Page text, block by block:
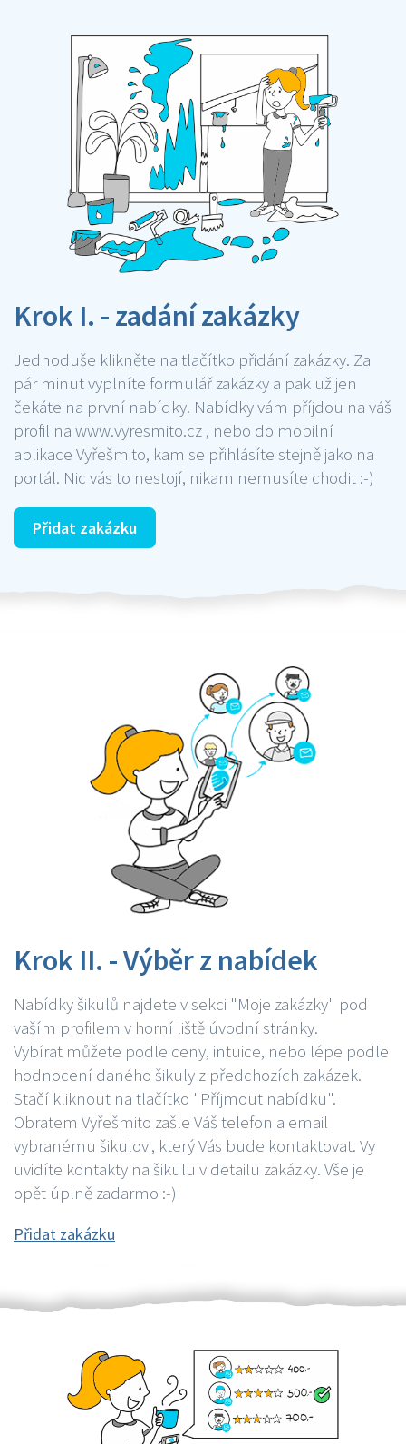
Krok I. - zadání zakázky
Jednoduše klikněte na tlačítko přidání zakázky. Za
pár minut vyplníte formulář zakázky a pak už jen
čekáte na první nabídky. Nabídky vám příjdou na váš
profil na www.vyresmito.cz , nebo do mobilní
aplikace Vyřešmito, kam se přihlásíte stejně jako na
portál. Nic vás to nestojí, nikam nemusíte chodit :-)
Přidat zakázku
Krok II. - Výběr z nabídek
Nabídky šikulů najdete v sekci "Moje zakázky" pod
vaším profilem v horní liště úvodní stránky.
Vybírat můžete podle ceny, intuice, nebo lépe podle
hodnocení daného šikuly z předchozích zakázek.
Stačí kliknout na tlačítko "Příjmout nabídku".
Obratem Vyřešmito zašle Váš telefon a email
vybranému šikulovi, který Vás bude kontaktovat. Vy
uvidíte kontakty na šikulu v detailu zakázky. Vše je
opět úplně zadarmo :-)
Přidat zakázku